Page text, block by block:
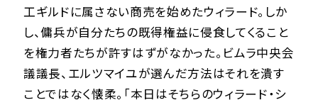
工ギルドに属さない商売を始めたウィラード。しか
し、傭兵が自分たちの既得権益に侵食してくること
を権力者たちが許すはずがなかった。ビムラ中央会
議議長、エルツマイユが選んだ方法はそれを潰す
ことではなく懐柔。「本日はそちらのウィラード・シ